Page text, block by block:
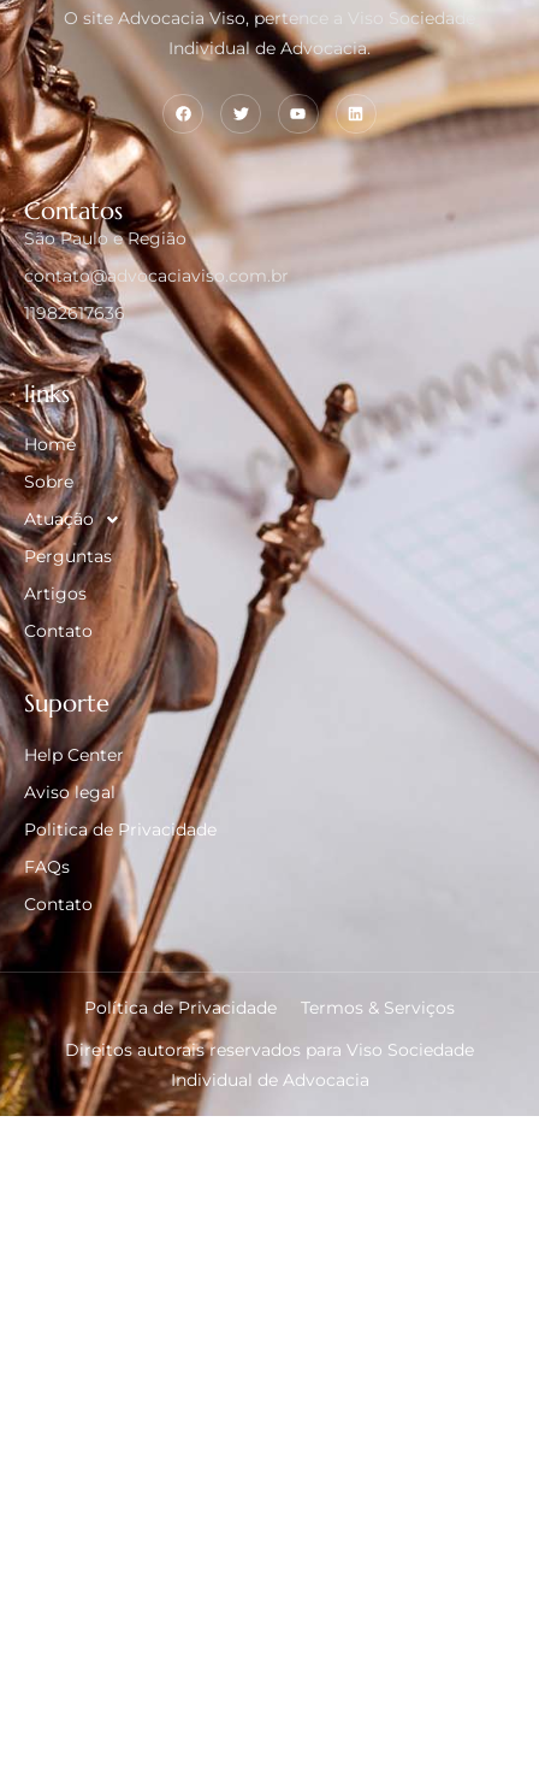
O site Advocacia Viso, pertence a Viso Sociedade
Individual de Advocacia.
Contatos
São Paulo e Região
contato@advocaciaviso.com.br
11982617636
links
Home
Sobre
Atuação
Perguntas
Artigos
Contato
Suporte
Help Center
Aviso legal
Politica de Privacidade
FAQs
Contato
Direitos autorais reservados para Viso Sociedade
Individual de Advocacia
Política de Privacidade Termos & Serviços